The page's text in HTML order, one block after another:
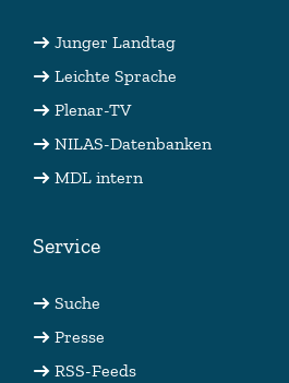
Junger Landtag
Leichte Sprache
Plenar-TV
NILAS-Datenbanken
MDL intern
Service
Suche
Presse
RSS-Feeds